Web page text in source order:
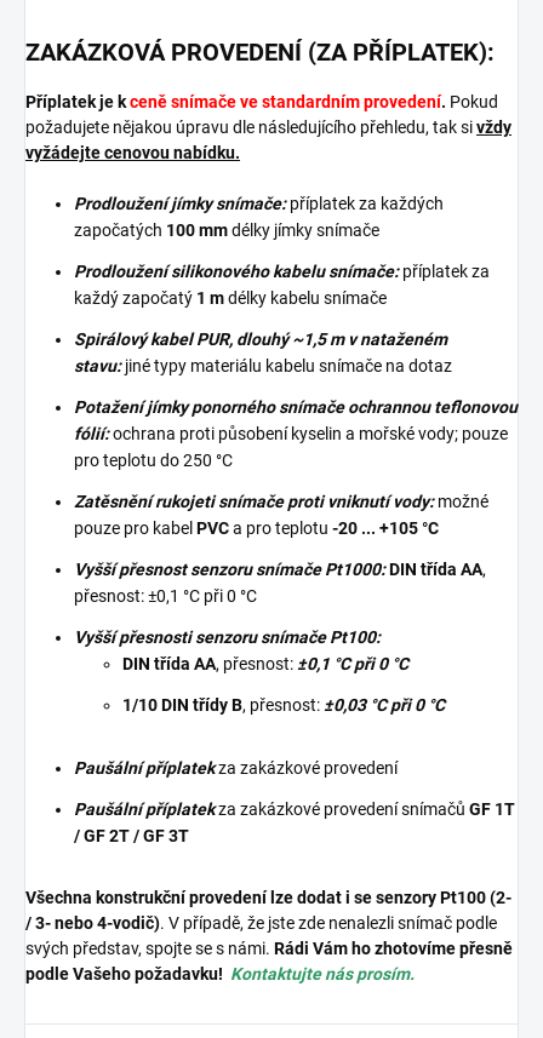
ZAKÁZKOVÁ PROVEDENÍ (ZA PŘÍPLATEK):
Příplatek je kceně snímače ve standardním provedení. Pokud
požadujete nějakou úpravu dle následujícího přehledu, tak sivždy
vyžádejte cenovou nabídku.
Prodloužení jímky snímače:příplatek za každých
započatých 100 mmdélky jímky snímače
Prodloužení silikonového kabelu snímače:příplatek za
každý započatý 1 mdélky kabelu snímače
Spirálový kabel PUR, dlouhý ~1,5 m v nataženém
stavu:jiné typy materiálu kabelu snímače na dotaz
Potažení jímky ponorného snímače ochrannou teflonovou
fólií:ochrana proti působení kyselin a mořské vody; pouze
pro teplotu do 250 °C
Zatěsnění rukojeti snímače proti vniknutí vody:možné
pouze pro kabel PVCa pro teplotu -20 ... +105 °C
Vyšší přesnost senzoru snímače Pt1000:DIN třída AA,
přesnost: ±0,1 °C při 0 °C
Vyšší přesnosti senzoru snímače Pt100:
DIN třída AA, přesnost: ±0,1 °C při 0 °C
1/10 DIN třídy B, přesnost: ±0,03 °C při 0 °C
Paušální příplatekza zakázkové provedení
Paušální příplatekza zakázkové provedení snímačů GF 1T
/ GF 2T / GF 3T
Všechna konstrukční provedení lze dodat i se senzory Pt100 (2-
/ 3- nebo 4-vodič). V případě, že jste zde nenalezli snímač podle
svých představ, spojte se s námi. Rádi Vám ho zhotovíme přesně
podle Vašeho požadavku! Kontaktujte nás prosím.